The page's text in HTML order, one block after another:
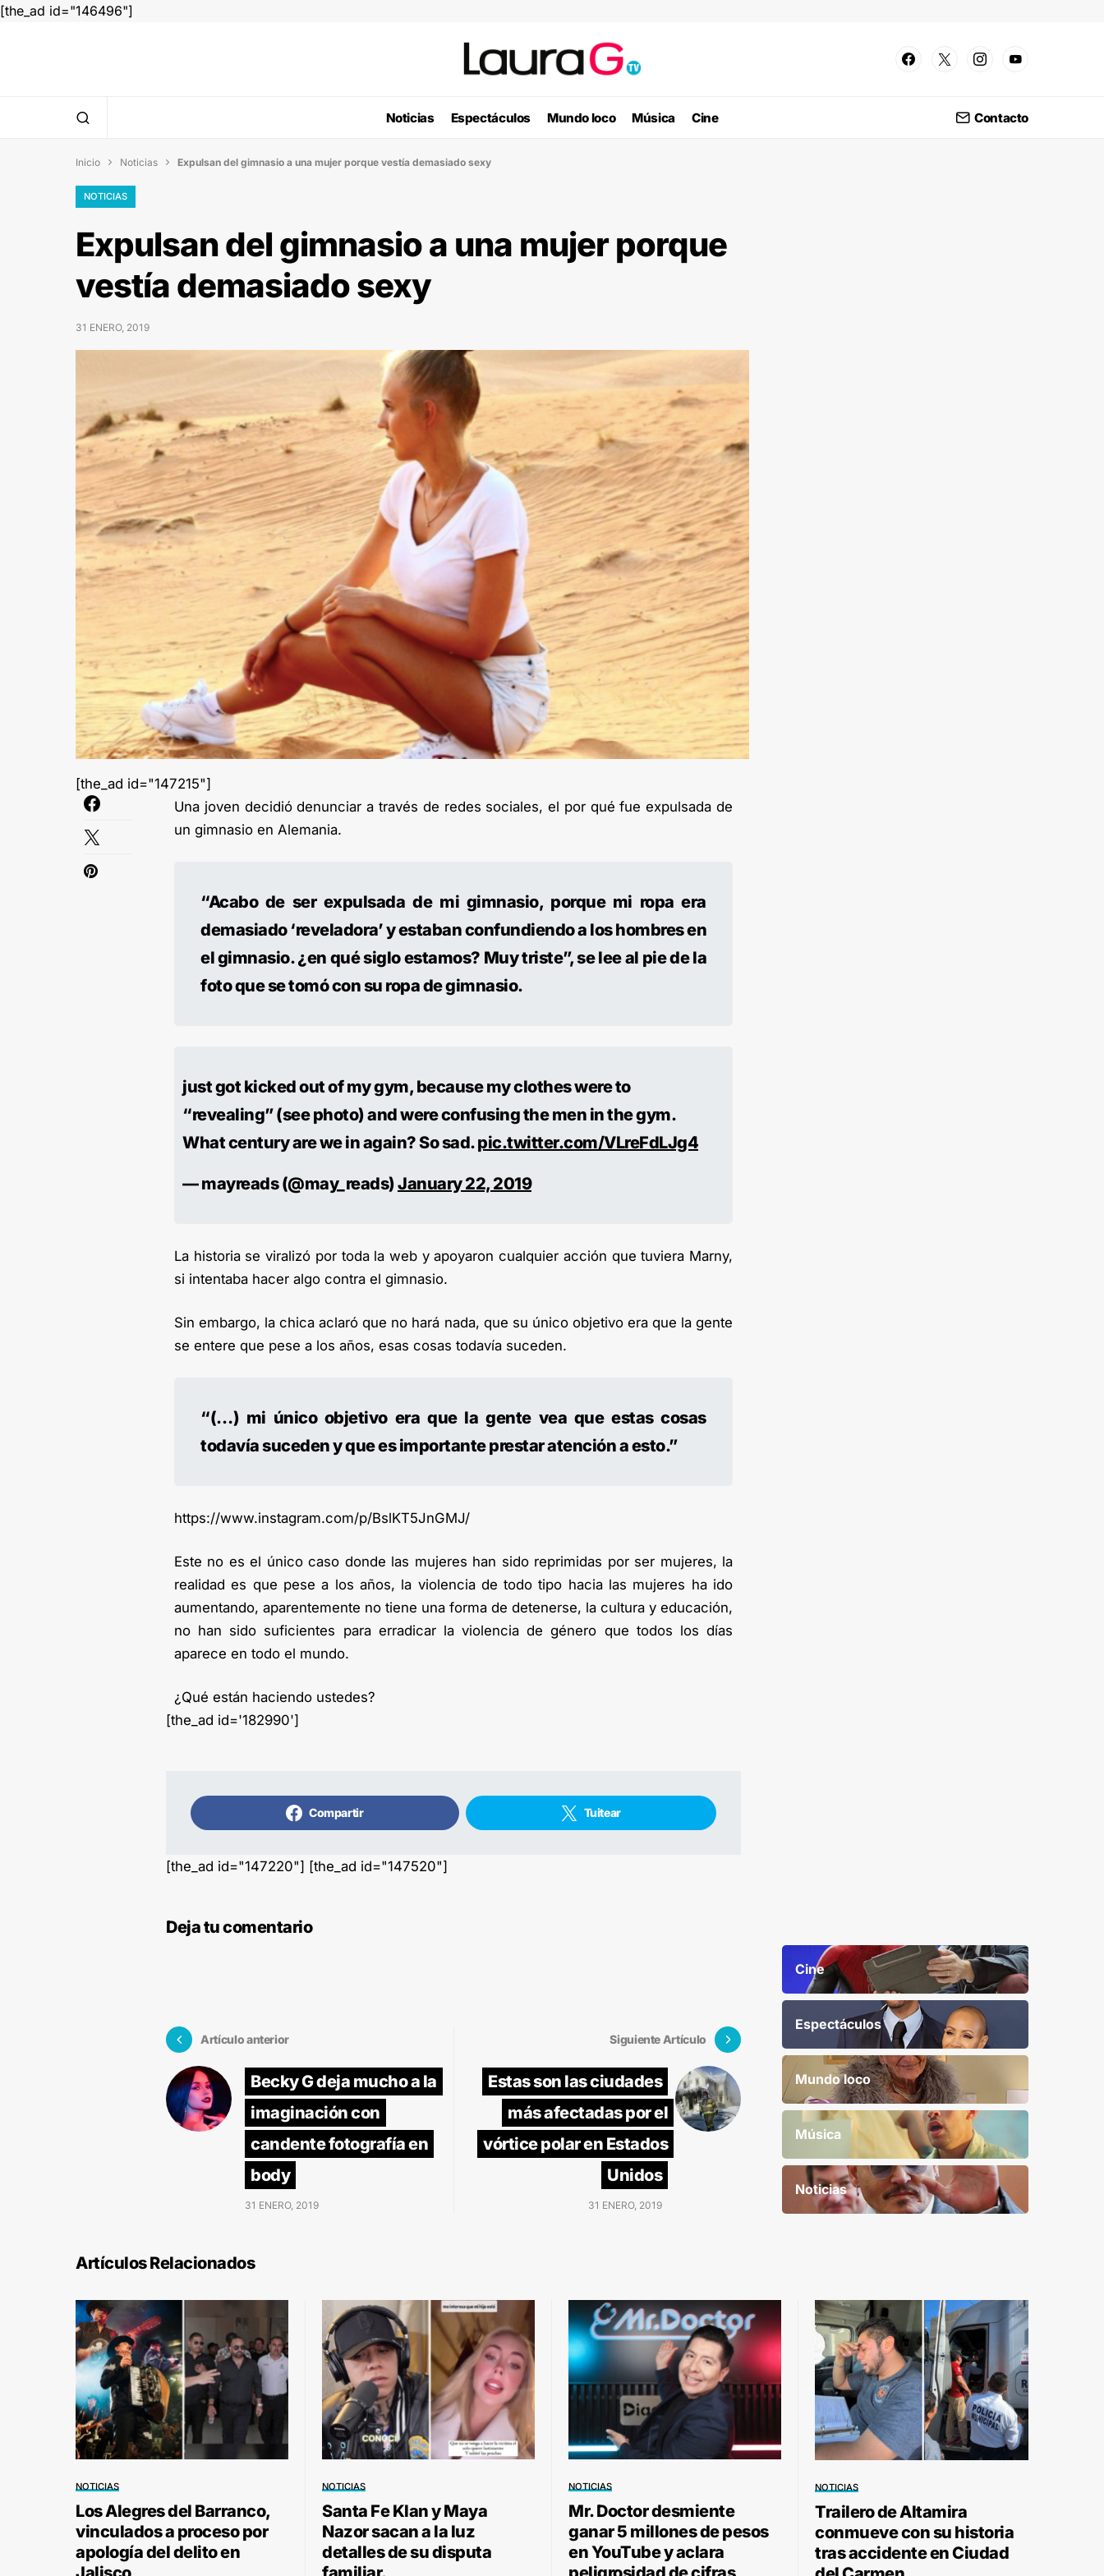
[the_ad id="146496"]
Noticias Espectáculos Mundo loco Música Cine Contacto
Inicio  Noticias  Expulsan del gimnasio a una mujer porque vestía demasiado sexy
NOTICIAS
Expulsan del gimnasio a una mujer porque
vestía demasiado sexy
31 ENERO, 2019
[the_ad id="147215"]
Una joven decidió denunciar a través de redes sociales, el por qué fue expulsada de
un gimnasio en Alemania.
“Acabo de ser expulsada de mi gimnasio, porque mi ropa era
demasiado ‘reveladora’ y estaban confundiendo a los hombres en
el gimnasio. ¿en qué siglo estamos? Muy triste”, se lee al pie de la
foto que se tomó con su ropa de gimnasio.
just got kicked out of my gym, because my clothes were to
“revealing” (see photo) and were confusing the men in the gym.
What century are we in again? So sad.pic.twitter.com/VLreFdLJg4
— mayreads (@may_reads)January 22, 2019
La historia se viralizó por toda la web y apoyaron cualquier acción que tuviera Marny,
si intentaba hacer algo contra el gimnasio.
Sin embargo, la chica aclaró que no hará nada, que su único objetivo era que la gente
se entere que pese a los años, esas cosas todavía suceden.
“(…) mi único objetivo era que la gente vea que estas cosas
todavía suceden y que es importante prestar atención a esto.”
https://www.instagram.com/p/BslKT5JnGMJ/
Este no es el único caso donde las mujeres han sido reprimidas por ser mujeres, la
realidad es que pese a los años, la violencia de todo tipo hacia las mujeres ha ido
aumentando, aparentemente no tiene una forma de detenerse, la cultura y educación,
no han sido suficientes para erradicar la violencia de género que todos los días
aparece en todo el mundo.
¿Qué están haciendo ustedes?
[the_ad id='182990']
Compartir Tuitear
[the_ad id="147220"] [the_ad id="147520"]
Deja tu comentario
Artículo anterior
Becky G deja mucho a la
imaginación con
candente fotografía en
body
31 ENERO, 2019
Siguiente Artículo
Estas son las ciudades
más afectadas por el
vórtice polar en Estados
Unidos
31 ENERO, 2019
Cine
Espectáculos
Mundo loco
Música
Noticias
Artículos Relacionados
NOTICIAS
Los Alegres del Barranco,
vinculados a proceso por
apología del delito en
NOTICIAS
Santa Fe Klan y Maya
Nazor sacan a la luz
detalles de su disputa
NOTICIAS
Mr. Doctor desmiente
ganar 5 millones de pesos
en YouTube y aclara
NOTICIAS
Trailero de Altamira
conmueve con su historia
tras accidente en Ciudad